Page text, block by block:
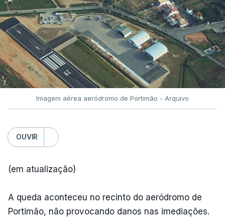
Imagem aérea aeródromo de Portimão - Arquivo
OUVIR
(em atualização)
A queda aconteceu no recinto do aeródromo de
Portimão, não provocando danos nas imediações.